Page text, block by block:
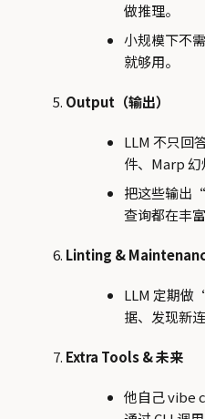
做推理。
小规模下不
就够用。
Output（输出）
LLM 不只回
件、Marp
把这些输出
查询都在丰
Linting &
LLM 定期做
据、发现新
Extra Tools & 未来
他自己 vibe